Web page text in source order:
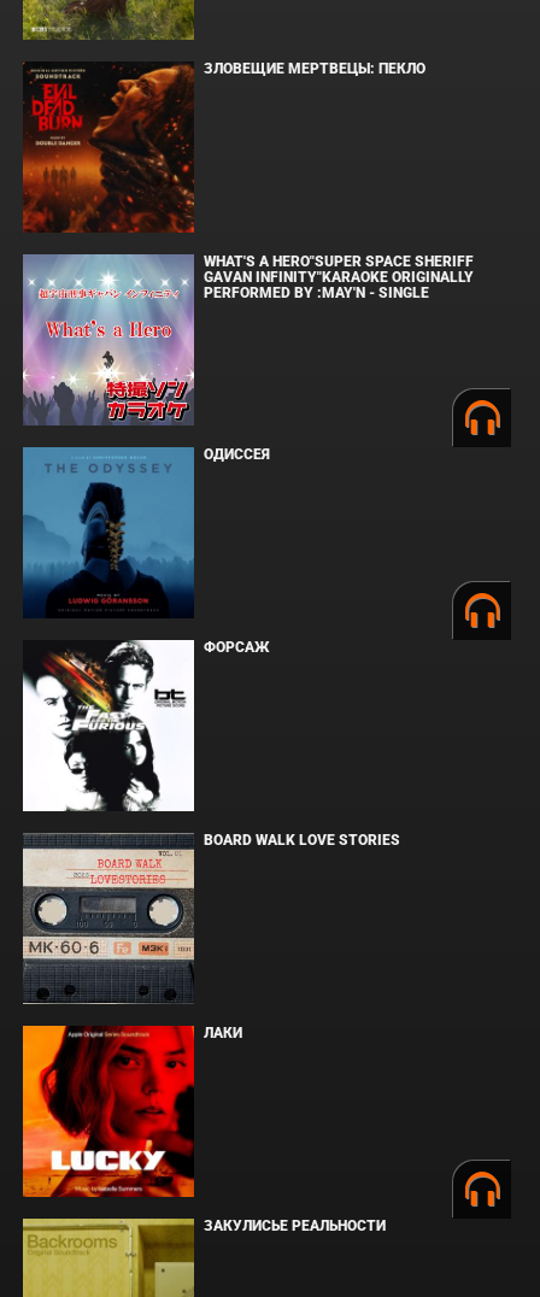
ЗЛОВЕЩИЕ МЕРТВЕЦЫ: ПЕКЛО
WHAT'S A HERO"SUPER SPACE SHERIFF
GAVAN INFINITY"KARAOKE ORIGINALLY
PERFORMED BY :MAY'N - SINGLE
ОДИССЕЯ
ФОРСАЖ
BOARD WALK LOVE STORIES
ЛАКИ
ЗАКУЛИСЬЕ РЕАЛЬНОСТИ